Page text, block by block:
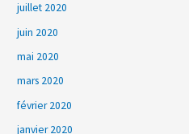
juillet 2020
juin 2020
mai 2020
mars 2020
février 2020
janvier 2020